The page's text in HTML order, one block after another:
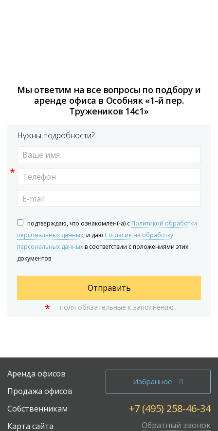
Мы ответим на все вопросы по подбору и
аренде офиса в Особняк «1-й пер.
Тружеников 14с1»
Нужны подробности?
*
подтверждаю, что ознакомлен(-а) с Политикой обработки
персональных данных, и даю Согласие на обработку
персональных данныхв соответствии с положениями этих
документов
Отправить
* – поля обязательные к заполнению
Аренда офисов
Продажа офисов
Собственникам
Карта сайта
Избранное
+7 (495) 258-46-34
Обратный звонок